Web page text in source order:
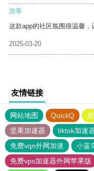
游客
这款app的社区氛围很温馨，
2025-03-20
友情链接
网站地图 QuickQ
坚果加速器
tiktok加速
免费vqn外网加速
小蓝
免费vps加速器外网苹果版